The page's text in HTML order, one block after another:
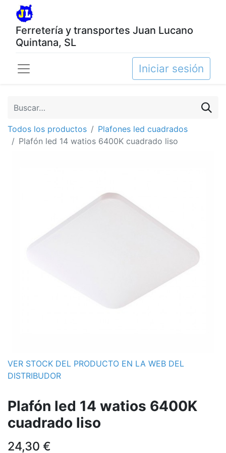
Ferretería y transportes Juan Lucano
Quintana, SL
Iniciar sesión
Todos los productos
Plafones led cuadrados
Plafón led 14 watios 6400K cuadrado liso
VER STOCK DEL PRODUCTO EN LA WEB DEL
DISTRIBUDOR
Plafón led 14 watios 6400K
cuadrado liso
24,30 €